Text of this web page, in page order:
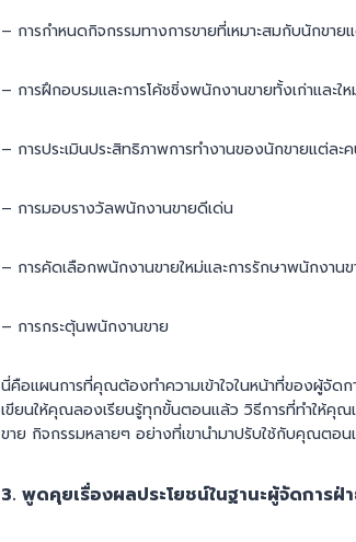
– การกำหนดกิจกรรมทางการขายที่เหมาะสมกับนักขาย
– การฝึกอบรมและการโค้ชชิ่งพนักงานขายทั้งเก่าและใ
– การประเมินประสิทธิภาพการทำงานของนักขายแต่ละ
– การมอบรางวัลพนักงานขายดีเด่น
– การคัดเลือกพนักงานขายใหม่และการรักษาพนักงาน
– การกระตุ้นพนักงานขาย
นี่คือแผนการที่คุณต้องทำความเข้าใจในหน้าที่ของผู้จัดก
เขียนให้คุณลองเรียนรู้ทุกขั้นตอนแล้ว วิธีการที่ทำให้คุ
ขาย กิจกรรมหลายๆ อย่างที่เขานำมาปรับใช้กับคุณตอ
3. พูดคุยเรื่องผลประโยชน์ในฐานะผู้จัดการ